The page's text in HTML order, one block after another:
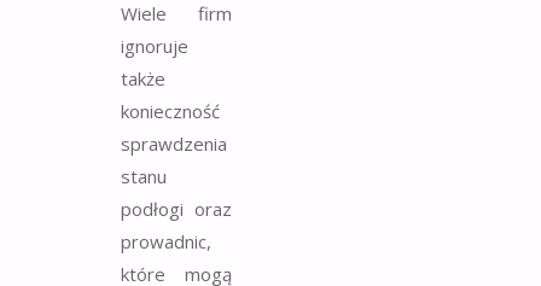
Wiele firm
ignoruje
także
konieczność
sprawdzenia
stanu
podłogi oraz
prowadnic,
które mogą